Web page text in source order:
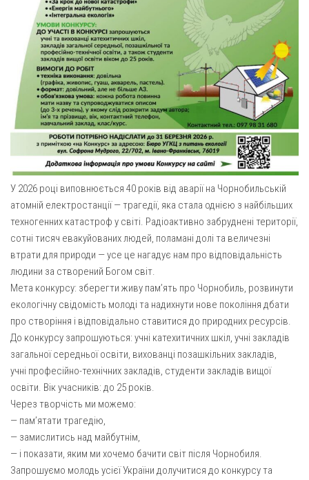
Вознесіння Господнього (м. Кобеляки)
Пророка Іллі (смт. Білики)
Різдва Пресвятої Богородиці (с. Вільховатка)
Св. Апостола Андрія Первозванного (с. Засулля)
Св. Миколая (с. Деменки)
Успіння Пресвятої Богородиці (м. Кременчук)
Успіння Пресвятої Богородиці (м. Лубни)
Парохії Сумської області
Введення в храм Богородиці (м. Суми)
Матері Божої Неустанної Помочі (м. Охтирка)
Монастирі
Свято-Покровський монастир оо Василіян
Свято-Івано-Павлівський монастир сестер Згромадження
Св. Йосифа ОПДМ
Монастир сестер милосердя Св. Вінкентія. Дім Милосердя
Монастир Успення Пресвятої Богородиці Сестер Чину
Святого Василія Великого
Комісії
Катехитична комісія
Комісія у справах молоді
Комісія у справах родини
У 2026 році виповнюється 40 років від аварії на Чорнобильській
атомній електростанції — трагедії, яка стала однією з найбільших
техногенних катастроф у світі. Радіоактивно забруднені території,
сотні тисяч евакуйованих людей, поламані долі та величезні
втрати для природи — усе це нагадує нам про відповідальність
людини за створений Богом світ.
Мета конкурсу: зберегти живу пам’ять про Чорнобиль, розвинути
екологічну свідомість молоді та надихнути нове покоління дбати
про створіння і відповідально ставитися до природних ресурсів.
До конкурсу запрошуються: учні катехитичних шкіл, учні закладів
загальної середньої освіти, вихованці позашкільних закладів,
учні професійно-технічних закладів, студенти закладів вищої
освіти. Вік учасників: до 25 років.
Через творчість ми можемо:
— пам’ятати трагедію,
— замислитись над майбутнім,
— і показати, яким ми хочемо бачити світ після Чорнобиля.
Запрошуємо молодь усієї України долучитися до конкурсу та